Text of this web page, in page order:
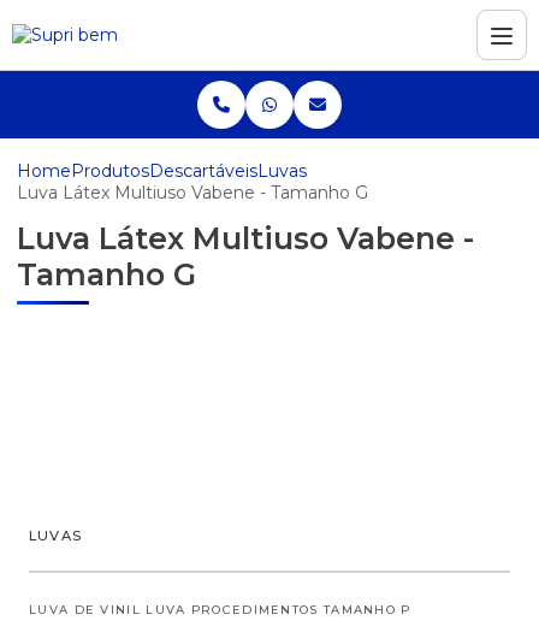
HomeProdutosDescartáveisLuvas
Luva Látex Multiuso Vabene - Tamanho G
Luva Látex Multiuso Vabene -
Tamanho G
LUVAS
LUVA DE VINIL LUVA PROCEDIMENTOS TAMANHO P